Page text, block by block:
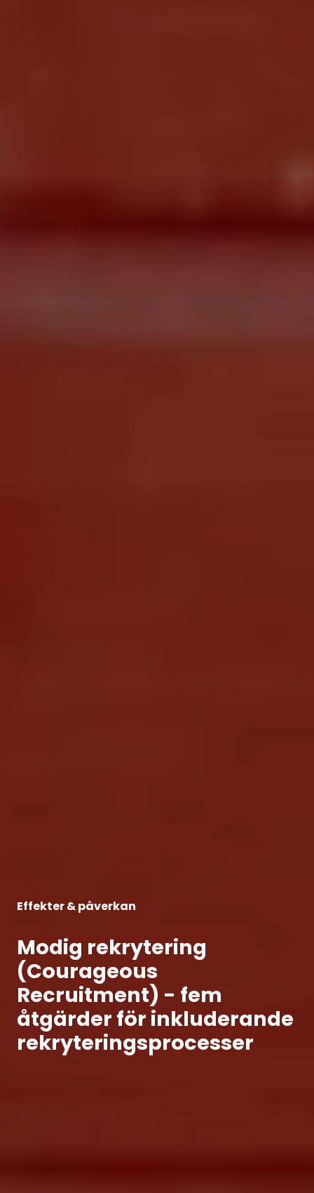
Effekter & påverkan
Modig rekrytering
(Courageous
Recruitment) - fem
åtgärder för inkluderande
rekryteringsprocesser